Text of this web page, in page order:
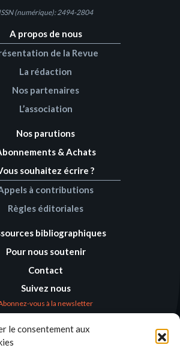
le consentement aux
(numérique): 2494-2804
A propos de nous
de la Revue
La rédaction
Nos partenaires
L’association
Nos parutions
& Achats
souhaitez écrire ?
à contributions
Règles éditoriales
bibliographiques
Pour nous soutenir
Contact
Suivez nous
vous à la newsletter